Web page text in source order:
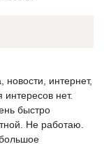
интернет,
нет.
быстро
Не работаю.